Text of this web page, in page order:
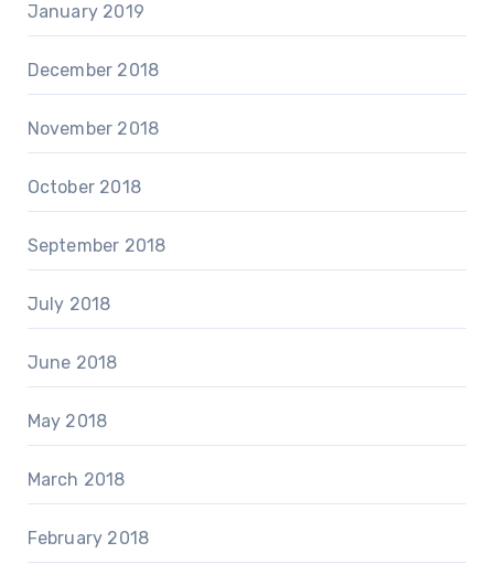
January 2019
December 2018
November 2018
October 2018
September 2018
July 2018
June 2018
May 2018
March 2018
February 2018